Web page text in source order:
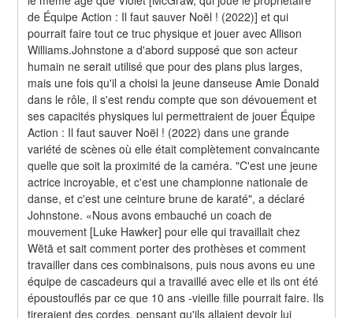
de Équipe Action : Il faut sauver Noël ! (2022)] et qui
pourrait faire tout ce truc physique et jouer avec Allison
Williams.Johnstone a d'abord supposé que son acteur
humain ne serait utilisé que pour des plans plus larges,
mais une fois qu'il a choisi la jeune danseuse Amie Donald
dans le rôle, il s'est rendu compte que son dévouement et
ses capacités physiques lui permettraient de jouer Équipe
Action : Il faut sauver Noël ! (2022) dans une grande
variété de scènes où elle était complètement convaincante
quelle que soit la proximité de la caméra. "C'est une jeune
actrice incroyable, et c'est une championne nationale de
danse, et c'est une ceinture brune de karaté", a déclaré
Johnstone. «Nous avons embauché un coach de
mouvement [Luke Hawker] pour elle qui travaillait chez
Wētā et sait comment porter des prothèses et comment
travailler dans ces combinaisons, puis nous avons eu une
équipe de cascadeurs qui a travaillé avec elle et ils ont été
époustouflés par ce que 10 ans -vieille fille pourrait faire. Ils
tireraient des cordes, pensant qu'ils allaient devoir lui